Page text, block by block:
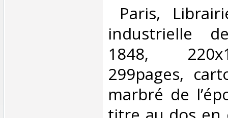
Paris,
industrielle
1848,
299pages,
marbré de